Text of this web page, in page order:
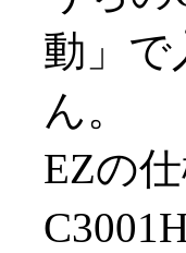
動」で
ん。
EZの